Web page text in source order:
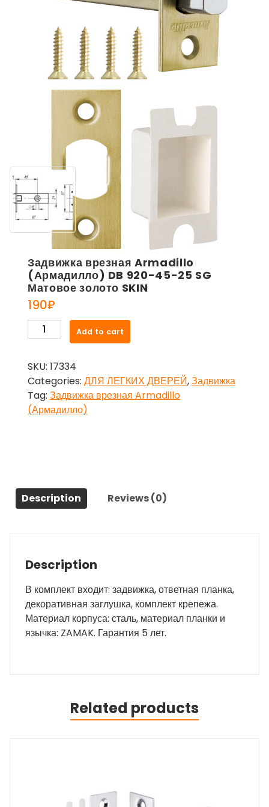
Задвижка врезная Armadillo
(Армадилло) DB 920-45-25 SG
Матовое золото SKIN
190₽
Задвижка
врезная
(Армадилло)
DB
920-
45-
SKIN
quantity
Add to cart
SKU: 17334
Categories: ДЛЯ ЛЕГКИХ ДВЕРЕЙ,Задвижка
Tag: Задвижка врезная Armadillo
(Армадилло)
Description Reviews (0)
Description
В комплект входит: задвижка, ответная планка,
декоративная заглушка, комплект крепежа.
Материал корпуса: сталь, материал планки и
язычка: ZAMAK. Гарантия 5 лет.
Related products